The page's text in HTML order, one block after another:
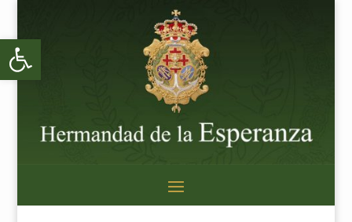
Abrir barra de herramientas